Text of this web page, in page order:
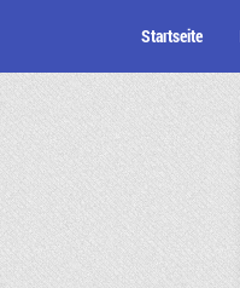
Zum
Seiteninhalt
Startseite